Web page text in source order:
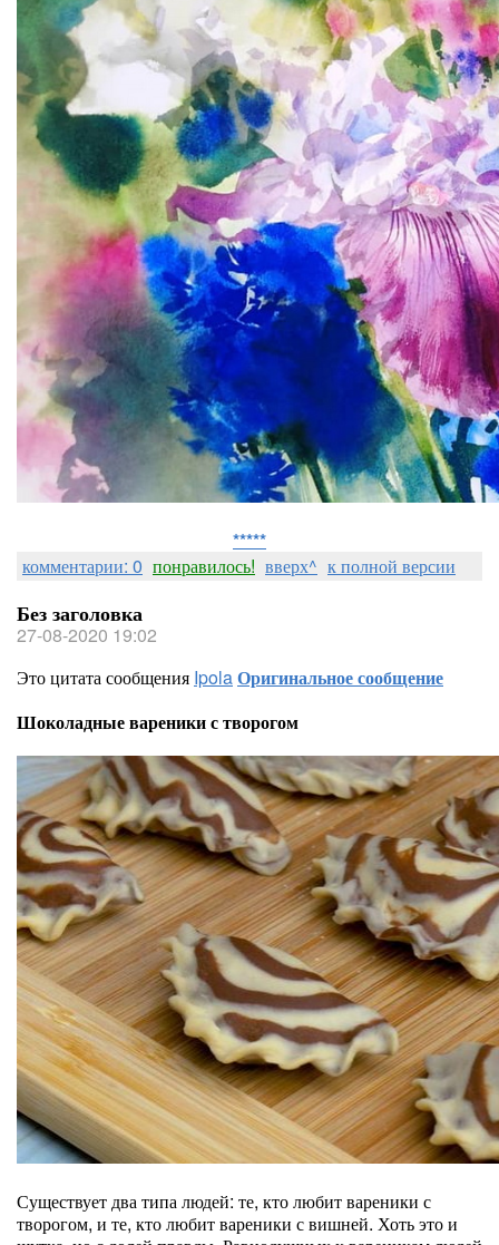
*****
комментарии: 0 понравилось! вверх^ к полной версии
Без заголовка
27-08-2020 19:02
Это цитата сообщения IpolaОригинальное сообщение
Шоколадные вареники с творогом
Существует два типа людей: те, кто любит вареники с
творогом, и те, кто любит вареники с вишней. Хоть это и